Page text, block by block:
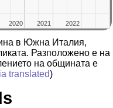
2020
2020 2021
2021 2022
2022
в Южна Италия,
Разположено е на
на общината е
translated)